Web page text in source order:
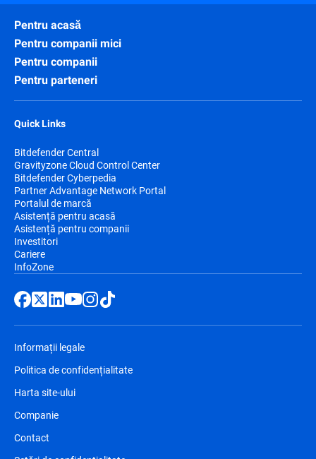
Pentru acasă
Pentru companii mici
Pentru companii
Pentru parteneri
Quick Links
Bitdefender Central
Gravityzone Cloud Control Center
Bitdefender Cyberpedia
Partner Advantage Network Portal
Portalul de marcă
Asistență pentru acasă
Asistență pentru companii
Investitori
Cariere
InfoZone
Informații legale
Politica de confidențialitate
Harta site-ului
Companie
Contact